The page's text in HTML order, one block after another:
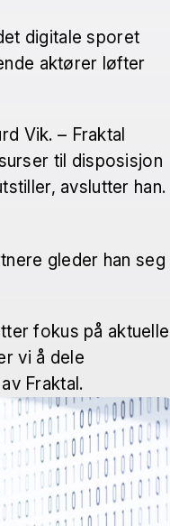
digitale sporet
aktører løfter
Vik. – Fraktal
til disposisjon
avslutter han.
gleder han seg
fokus på aktuelle
vi å dele
Fraktal.